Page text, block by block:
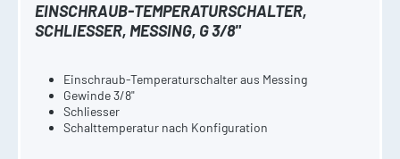
EINSCHRAUB-TEMPERATURSCHALTER,
SCHLIESSER, MESSING, G 3/8"
Einschraub-Temperaturschalter aus Messing
Gewinde 3/8"
Schliesser
Schalttemperatur nach Konfiguration